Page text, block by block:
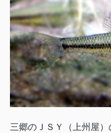
三郷のＪＳＹ（上州屋